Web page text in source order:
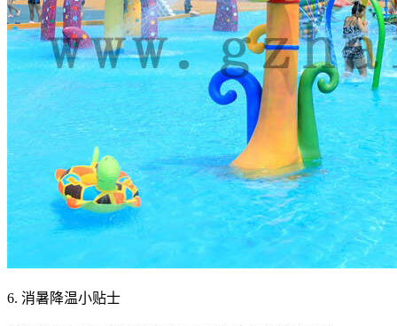
6. 消暑降温小贴士